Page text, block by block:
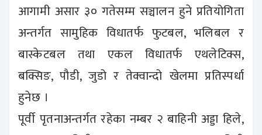
आगामी असार ३० गतेसम्म सञ्चालन हुने प्रतियोगिता
अन्तर्गत सामुहिक विधातर्फ फुटबल, भलिबल र
बास्केटबल तथा एकल विधातर्फ एथलेटिक्स,
बक्सिङ, पौडी, जुडो र तेक्वान्दो खेलमा प्रतिस्पर्धा
हुनेछ ।
पूर्वी पृतनाअन्तर्गत रहेका नम्बर २ बाहिनी अड्डा हिले,